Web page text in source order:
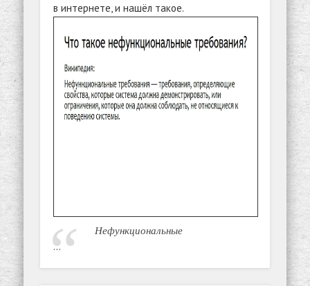
в интернете, и нашёл такое.
Нефункциональные
…